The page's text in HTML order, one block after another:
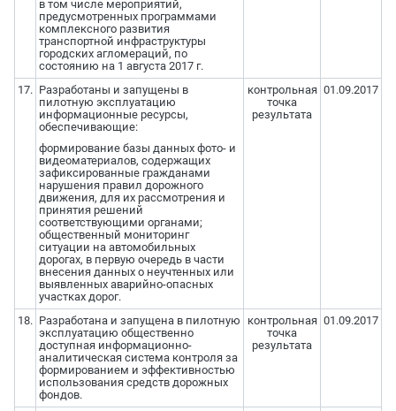
в том числе мероприятий,
предусмотренных программами
комплексного развития
транспортной инфраструктуры
городских агломераций, по
состоянию на 1 августа 2017 г.
17. Разработаны и запущены в
пилотную эксплуатацию
информационные ресурсы,
обеспечивающие:
формирование базы данных фото- и
видеоматериалов, содержащих
зафиксированные гражданами
нарушения правил дорожного
движения, для их рассмотрения и
принятия решений
соответствующими органами;
общественный мониторинг
ситуации на автомобильных
дорогах, в первую очередь в части
внесения данных о неучтенных или
выявленных аварийно-опасных
участках дорог.
контрольная
точка
результата
01.09.2017
18. Разработана и запущена в пилотную
эксплуатацию общественно
доступная информационно-
аналитическая система контроля за
формированием и эффективностью
использования средств дорожных
фондов.
контрольная
точка
результата
01.09.2017